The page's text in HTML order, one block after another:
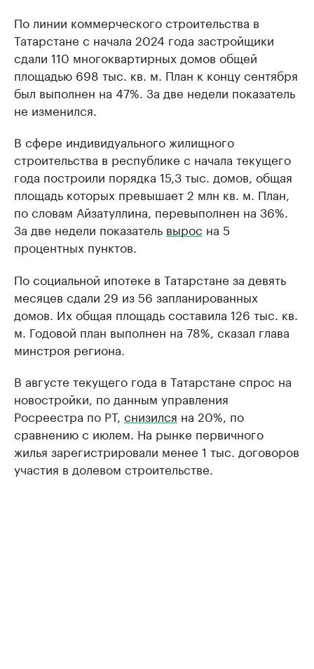
По линии коммерческого строительства в
Татарстане с начала 2024 года застройщики
сдали 110 многоквартирных домов общей
площадью 698 тыс. кв. м. План к концу сентября
был выполнен на 47%. За две недели показатель
не изменился.
В сфере индивидуального жилищного
строительства в республике с начала текущего
года построили порядка 15,3 тыс. домов, общая
площадь которых превышает 2 млн кв. м. План,
по словам Айзатуллина, перевыполнен на 36%.
За две недели показатель вырос на 5
процентных пунктов.
По социальной ипотеке в Татарстане за девять
месяцев сдали 29 из 56 запланированных
домов. Их общая площадь составила 126 тыс. кв.
м. Годовой план выполнен на 78%, сказал глава
минстроя региона.
В августе текущего года в Татарстане спрос на
новостройки, по данным управления
Росреестра по РТ, снизился на 20%, по
сравнению с июлем. На рынке первичного
жилья зарегистрировали менее 1 тыс. договоров
участия в долевом строительстве.